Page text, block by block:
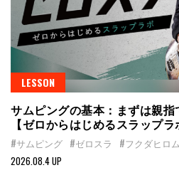
LESSON
サムピングの基本：まずは親指
【ゼロからはじめるスラップ
#サムピング #ゼロスラ #フクダヒロム
2026.08.4 UP